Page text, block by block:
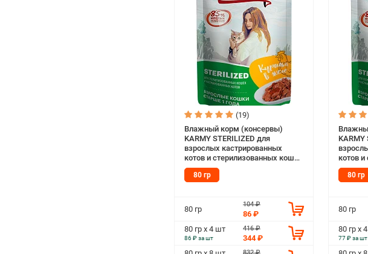
(19)
Влажный корм (консервы)
KARMY STERILIZED для
взрослых кастрированных
котов и стерилизованных кошек
с курицей в желе пауч (80 гр)
80 гр
80 гр
104 ₽
86 ₽
80 гр х 4 шт
86 ₽ за шт
416 ₽
344 ₽
832 ₽
KARMY
котов
с
80 гр
80 гр
80 гр х
77 ₽ за шт